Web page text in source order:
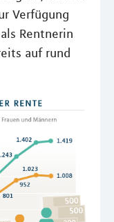
Verfügung
Rentnerin
auf rund